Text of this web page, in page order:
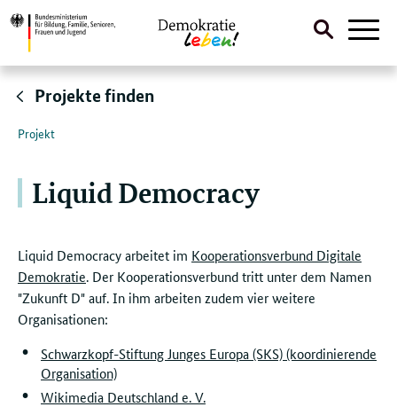
Direktlink:
Suche
Projekte finden
Projekt
Liquid Democracy
Liquid Democracy arbeitet im Kooperationsverbund Digitale
Demokratie. Der Kooperationsverbund tritt unter dem Namen
"Zukunft D" auf. In ihm arbeiten zudem vier weitere
Organisationen:
Schwarzkopf-Stiftung Junges Europa (SKS) (koordinierende
Organisation)
Wikimedia Deutschland e. V.